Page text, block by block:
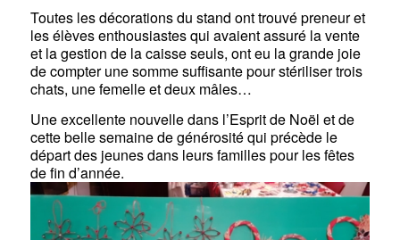
Toutes les décorations du stand ont trouvé preneur et
les élèves enthousiastes qui avaient assuré la vente
et la gestion de la caisse seuls, ont eu la grande joie
de compter une somme suffisante pour stériliser trois
chats, une femelle et deux mâles…
Une excellente nouvelle dans l’Esprit de Noël et de
cette belle semaine de générosité qui précède le
départ des jeunes dans leurs familles pour les fêtes
de fin d’année.